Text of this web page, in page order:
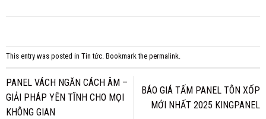
This entry was posted in Tin tức. Bookmark the permalink.
PANEL VÁCH NGĂN CÁCH ÂM –
GIẢI PHÁP YÊN TĨNH CHO MỌI
KHÔNG GIAN
BÁO GIÁ TẤM PANEL TÔN XỐP
MỚI NHẤT 2025 KINGPANEL